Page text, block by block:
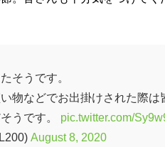
そうです。
物などでお出掛けされた際は
うです。 pic.twitter.com/
August 8, 2020